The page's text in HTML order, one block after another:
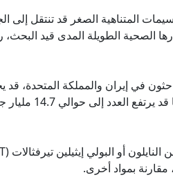
المتناهية الصغر قد تنتقل
الصحية الطويلة المدى قيد
مليار جسيم
مقارنة بمواد أخرى.